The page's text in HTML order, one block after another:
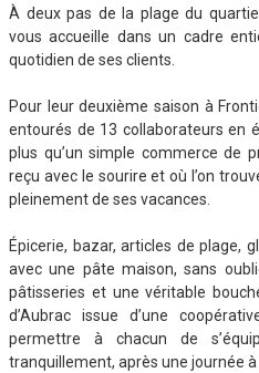
À deux pas de la plage du
vous accueille dans un cadre
quotidien de ses clients.
Pour leur deuxième saison à
entourés de 13 collaborateurs en
plus qu’un simple commerce de
reçu avec le sourire et où l’on
pleinement de ses vacances.
Épicerie, bazar, articles de plage,
avec une pâte maison, sans
pâtisseries et une véritable
d’Aubrac issue d’une
permettre à chacun de
tranquillement, après une journée à